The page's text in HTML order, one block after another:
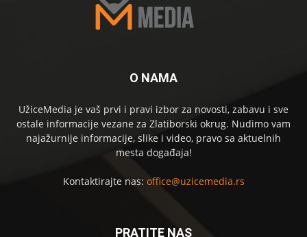
O NAMA
UžiceMedia je vaš prvi i pravi izbor za novosti, zabavu i sve
ostale informacije vezane za Zlatiborski okrug. Nudimo vam
najažurnije informacije, slike i video, pravo sa aktuelnih
mesta događaja!
Kontaktirajte nas: office@uzicemedia.rs
PRATITE NAS